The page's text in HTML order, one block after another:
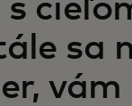
s
sa